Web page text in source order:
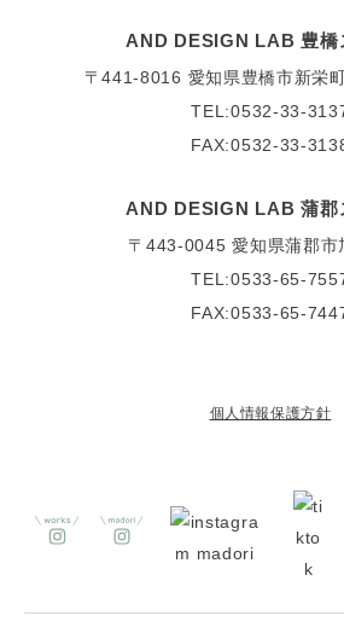
AND DESIGN LAB 豊橋
〒441-8016 愛知県豊橋市新栄
TEL:0532-33-
FAX:0532-33-
AND DESIGN LAB 蒲郡
〒443-0045 愛知県蒲郡市
TEL:0533-65-
FAX:0533-65-
個人情報保護方針